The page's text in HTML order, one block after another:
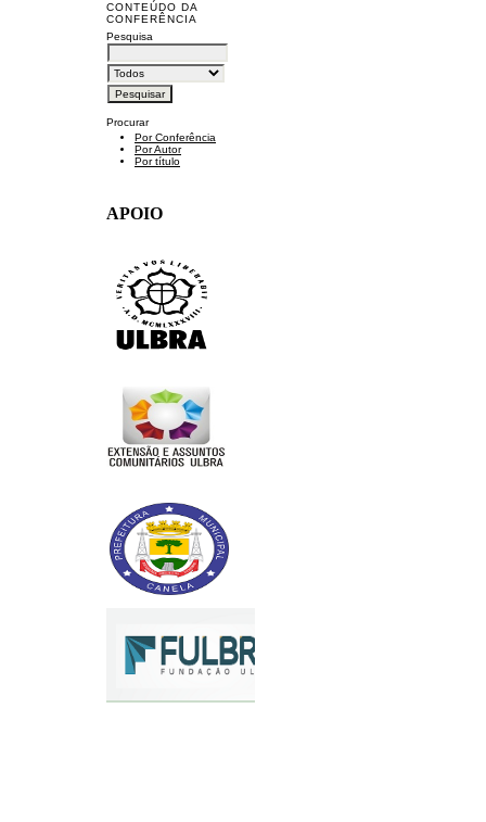
CONTEÚDO DA
CONFERÊNCIA
Pesquisa
Procurar
Por Conferência
Por Autor
Por título
APOIO